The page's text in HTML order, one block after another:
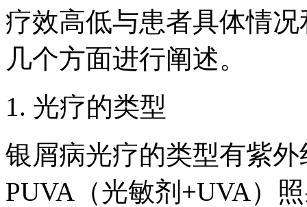
疗效高低与患者具体情
几个方面进行阐述。
1. 光疗的类型
银屑病光疗的类型有紫
PUVA（光敏剂+UVA）